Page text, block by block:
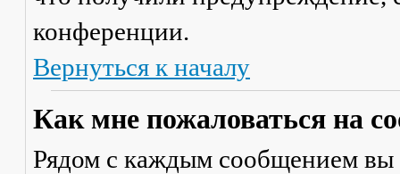
конференции.
Вернуться к началу
Как мне пожаловаться на
Рядом с каждым сообщением вы